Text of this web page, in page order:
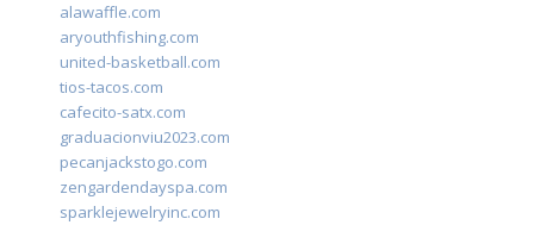
alawaffle.com
aryouthfishing.com
united-basketball.com
tios-tacos.com
cafecito-satx.com
graduacionviu2023.com
pecanjackstogo.com
zengardendayspa.com
sparklejewelryinc.com